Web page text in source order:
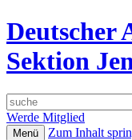
Deutscher
Sektion
Suche
nach:
Werde Mitglied
Menü Zum Inhalt